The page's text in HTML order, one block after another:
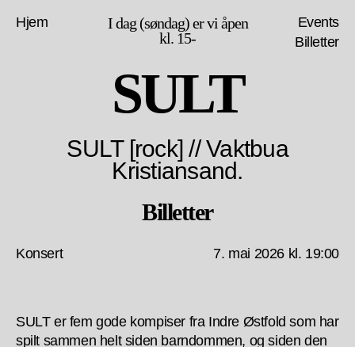
Hjem
I dag (søndag) er vi åpen
kl. 15-
Events
Billetter
SULT
SULT [rock] // Vaktbua
Kristiansand.
Billetter
Konsert 7. mai 2026 kl. 19:00
SULT er fem gode kompiser fra Indre Østfold som har
spilt sammen helt siden barndommen, og siden den